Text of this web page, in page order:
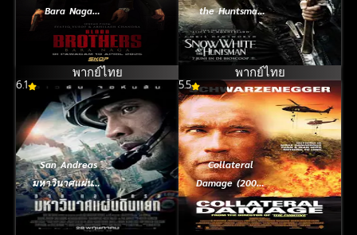
Bara Naga
(2025) เลือดเดือด
ฝ่าองค์กรทมิฬ
พากย์ไทย
the Huntsman
(2012) สโนว์ไวท์
และ พรานป่า ใน
ศึกมหัศจรรย์พากย์ไทย
6.1
San Andreas
มหาวินาศแผ่นดิน
แยก (2015)
5.5
Collateral
Damage (2002)
คนเหล็ก ทวงแค้น
วินาศกรรมทมิฬ